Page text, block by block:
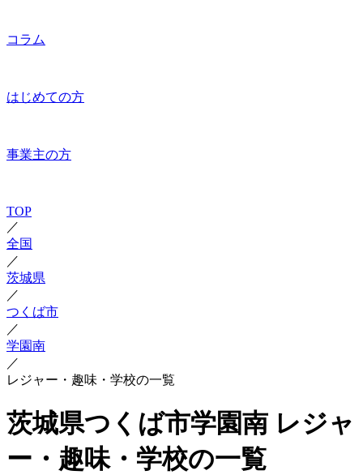
コラム
はじめての方
事業主の方
TOP
／
全国
／
茨城県
／
つくば市
／
学園南
／
レジャー・趣味・学校の一覧
茨城県つくば市学園南 レジャ
ー・趣味・学校の一覧